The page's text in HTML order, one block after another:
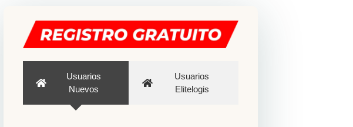
Usuarios
Nuevos
Usuarios
Elitelogis